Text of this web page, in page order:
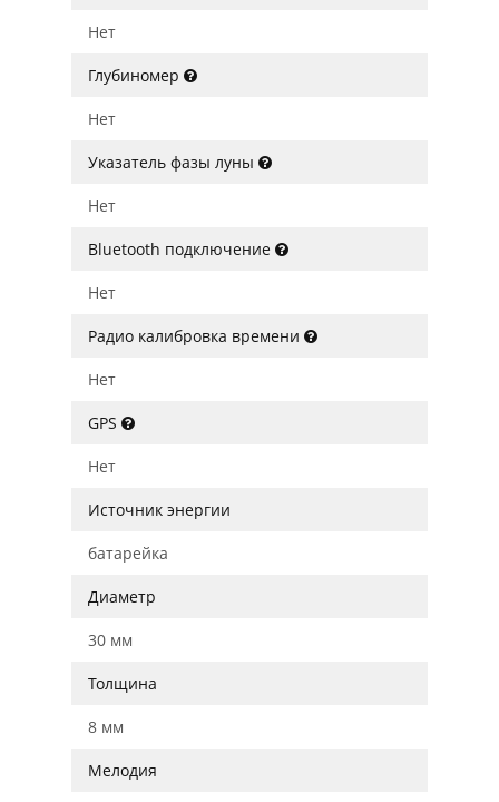
Нет
Глубиномер
Нет
Указатель фазы луны
Нет
Bluetooth подключение
Нет
Радио калибровка времени
Нет
GPS
Нет
Источник энергии
батарейка
Диаметр
30 мм
Толщина
8 мм
Мелодия